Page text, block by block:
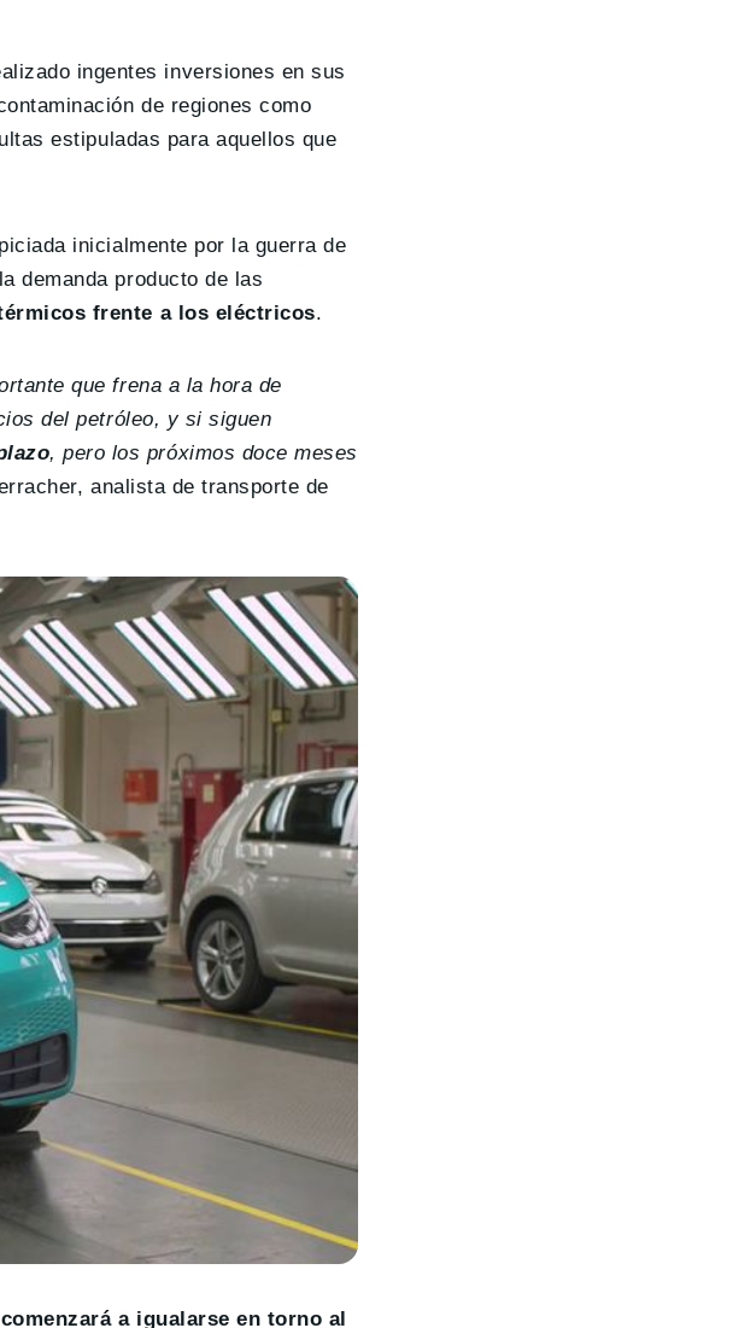
ingentes inversiones en sus
de regiones como
estipuladas para aquellos que
inicialmente por la guerra de
demanda producto de las
frente a los eléctricos.
que frena a la hora de
del petróleo, y si siguen
, pero los próximos doce meses
analista de transporte de
a igualarse en torno al